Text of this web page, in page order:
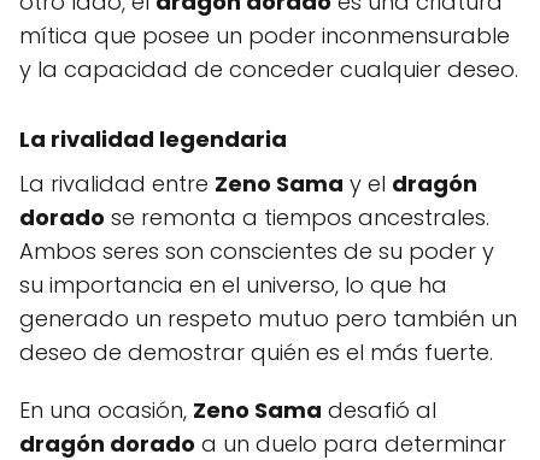
mítica que posee un poder inconmensurable
y la capacidad de conceder cualquier deseo.
La rivalidad legendaria
La rivalidad entre Zeno Sama y el dragón
dorado se remonta a tiempos ancestrales.
Ambos seres son conscientes de su poder y
su importancia en el universo, lo que ha
generado un respeto mutuo pero también un
deseo de demostrar quién es el más fuerte.
En una ocasión, Zeno Sama desafió al
dragón dorado a un duelo para determinar